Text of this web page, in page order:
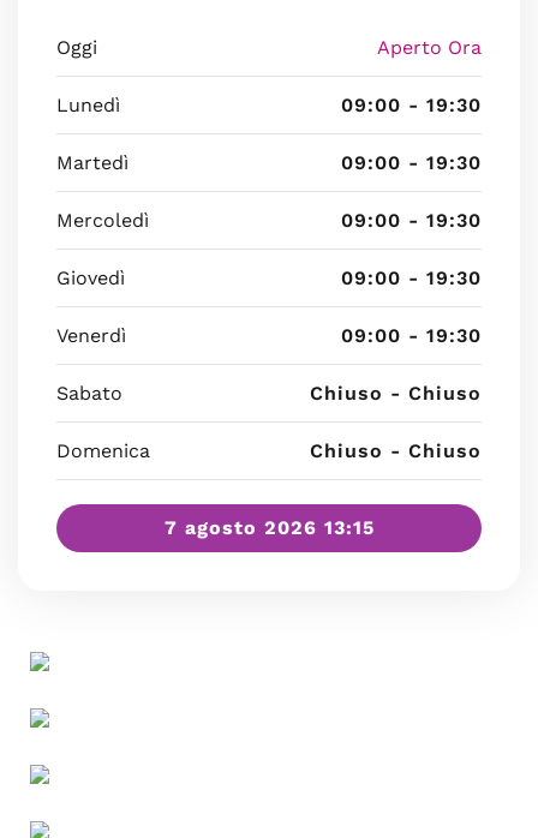
Oggi Aperto Ora
Lunedì 09:00 - 19:30
Martedì 09:00 - 19:30
Mercoledì 09:00 - 19:30
Giovedì 09:00 - 19:30
Venerdì 09:00 - 19:30
Sabato Chiuso - Chiuso
Domenica Chiuso - Chiuso
7 agosto 2026 13:15